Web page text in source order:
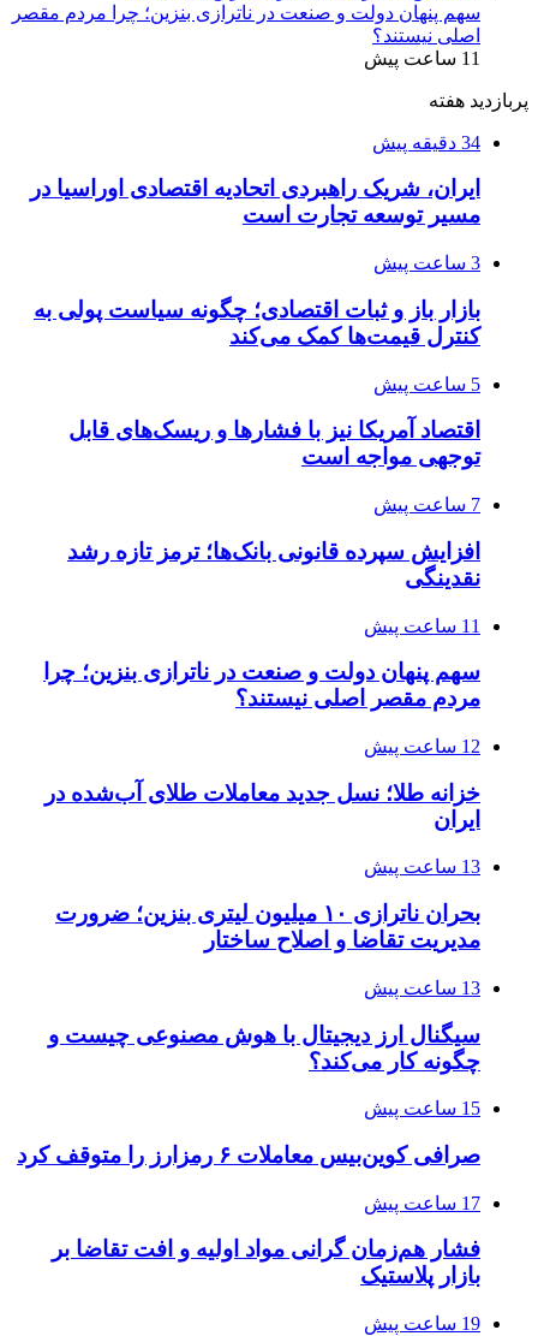
سهم پنهان دولت و صنعت در ناترازی بنزین؛ چرا مردم مقصر
اصلی نیستند؟
11 ساعت پیش
پربازدید هفته
34 دقیقه پیش
ایران، شریک راهبردی اتحادیه اقتصادی اوراسیا در
مسیر توسعه تجارت است
3 ساعت پیش
بازار باز و ثبات اقتصادی؛ چگونه سیاست پولی به
کنترل قیمت‌ها کمک می‌کند
5 ساعت پیش
اقتصاد آمریکا نیز با فشارها و ریسک‌های قابل
توجهی مواجه است
7 ساعت پیش
افزایش سپرده قانونی بانک‌ها؛ ترمز تازه رشد
نقدینگی
11 ساعت پیش
سهم پنهان دولت و صنعت در ناترازی بنزین؛ چرا
مردم مقصر اصلی نیستند؟
12 ساعت پیش
خزانه طلا؛ نسل جدید معاملات طلای آب‌شده در
ایران
13 ساعت پیش
بحران ناترازی ۱۰ میلیون لیتری بنزین؛ ضرورت
مدیریت تقاضا و اصلاح ساختار
13 ساعت پیش
سیگنال ارز دیجیتال با هوش مصنوعی چیست و
چگونه کار می‌کند؟
15 ساعت پیش
صرافی کوین‌بیس معاملات ۶ رمزارز را متوقف کرد
17 ساعت پیش
فشار هم‌زمان گرانی مواد اولیه و افت تقاضا بر
بازار پلاستیک
19 ساعت پیش